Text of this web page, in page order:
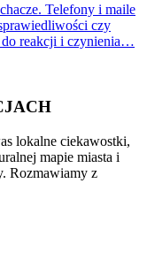
Telefony i maile
czy
do reakcji i czynienia…
lokalne ciekawostki,
mapie miasta i
Rozmawiamy z